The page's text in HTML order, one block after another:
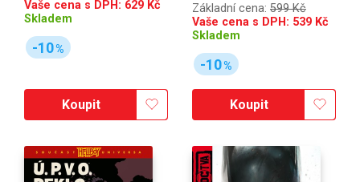
Vaše cena s DPH: 629 Kč
Skladem
-10%
Koupit
Základní cena: 599 Kč
Vaše cena s DPH: 539 Kč
Skladem
-10%
Koupit